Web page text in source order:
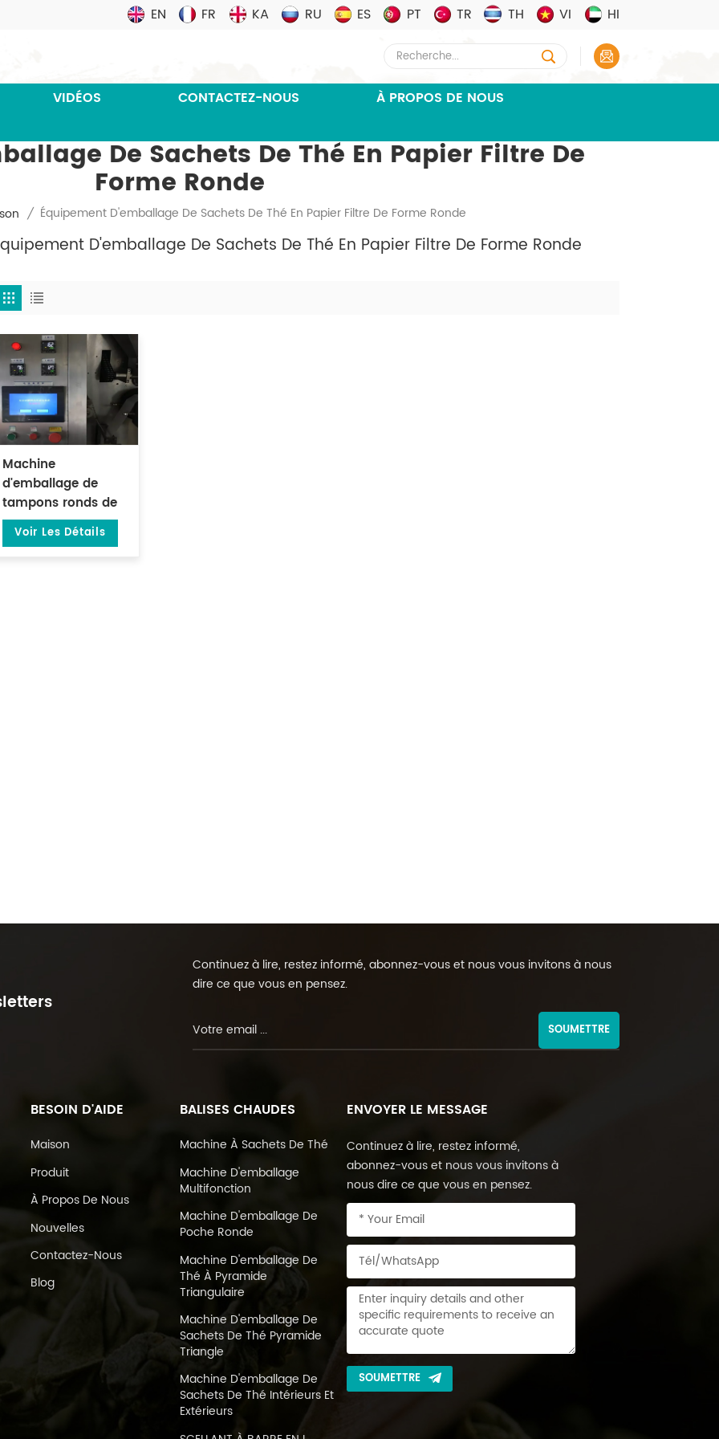
EN FR KA RU ES PT TR TH VI HI
VIDÉOS CONTACTEZ-NOUS
À PROPOS DE NOUS
De Sachets De Thé En Papier Filtre De
Forme Ronde
/ Équipement D'emballage De Sachets De Thé En Papier Filtre De Forme Ronde
D'emballage De Sachets De Thé En Papier Filtre De Forme Ronde
Machine
d'emballage de
tampons ronds de
filtre en papier avec
sac extérieur DL-
Voir Les Détails
Continuez à lire, restez informé, abonnez-vous et nous vous invitons à nous
dire ce que vous en pensez.
SOUMETTRE
BESOIN D'AIDE
Maison
Produit
À Propos De Nous
Nouvelles
Contactez-Nous
Blog
BALISES CHAUDES
Machine À Sachets De Thé
Machine D'emballage
Multifonction
Machine D'emballage De
Poche Ronde
Machine D'emballage De
Thé À Pyramide
Triangulaire
Machine D'emballage De
Sachets De Thé Pyramide
Triangle
Machine D'emballage De
Sachets De Thé Intérieurs Et
Extérieurs
ENVOYER LE MESSAGE
Continuez à lire, restez informé,
abonnez-vous et nous vous invitons à
nous dire ce que vous en pensez.
SOUMETTRE